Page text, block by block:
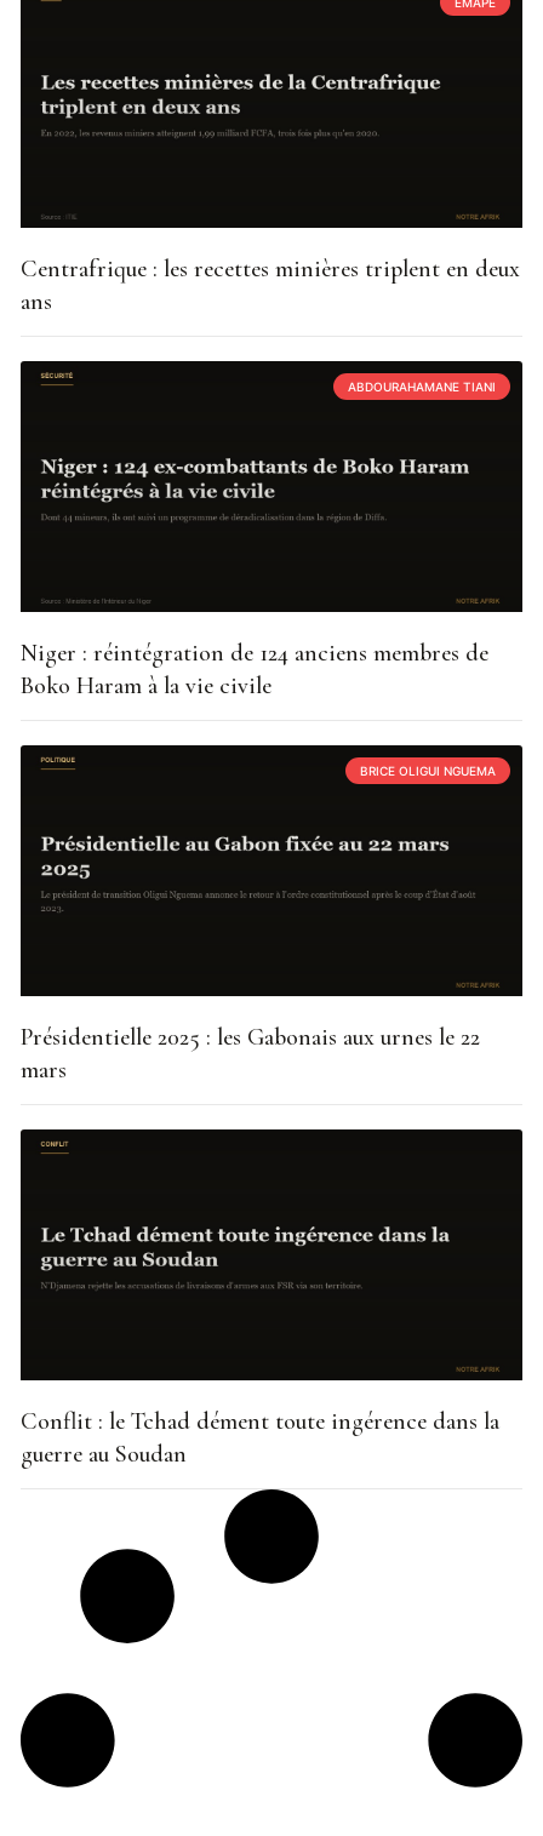
Centrafrique : les recettes minières triplent en deux
ans
ABDOURAHAMANE TIANI
Niger : réintégration de 124 anciens membres de
Boko Haram à la vie civile
BRICE OLIGUI NGUEMA
Présidentielle 2025 : les Gabonais aux urnes le 22
mars
Conflit : le Tchad dément toute ingérence dans la
guerre au Soudan